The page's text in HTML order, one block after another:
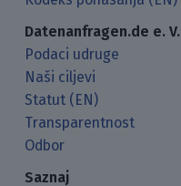
Datenanfragen.de e. V.
Podaci udruge
Naši ciljevi
Statut (EN)
Transparentnost
Odbor
Saznaj